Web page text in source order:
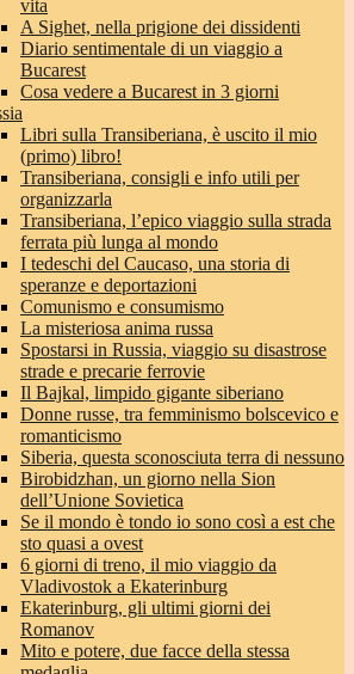
vita
A Sighet, nella prigione dei dissidenti
Diario sentimentale di un viaggio a
Bucarest
Cosa vedere a Bucarest in 3 giorni
Libri sulla Transiberiana, è uscito il mio
(primo) libro!
Transiberiana, consigli e info utili per
organizzarla
Transiberiana, l’epico viaggio sulla strada
ferrata più lunga al mondo
I tedeschi del Caucaso, una storia di
speranze e deportazioni
Comunismo e consumismo
La misteriosa anima russa
Spostarsi in Russia, viaggio su disastrose
strade e precarie ferrovie
Il Bajkal, limpido gigante siberiano
Donne russe, tra femminismo bolscevico e
romanticismo
Siberia, questa sconosciuta terra di nessuno
Birobidzhan, un giorno nella Sion
dell’Unione Sovietica
Se il mondo è tondo io sono così a est che
sto quasi a ovest
6 giorni di treno, il mio viaggio da
Vladivostok a Ekaterinburg
Ekaterinburg, gli ultimi giorni dei
Romanov
Mito e potere, due facce della stessa